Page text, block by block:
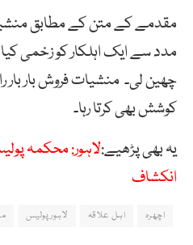
مقدمے کے متن کے مطابق
مدد سے ایک اہلکار کو زخمی
چھین لی۔ منشیات فروش بار
کوشش بھی کرتا رہا۔
یہ بھی پڑھیے:لاہور: محکمہ
انکشاف
اچھرہ اہل علاقہ لاہور پولیس